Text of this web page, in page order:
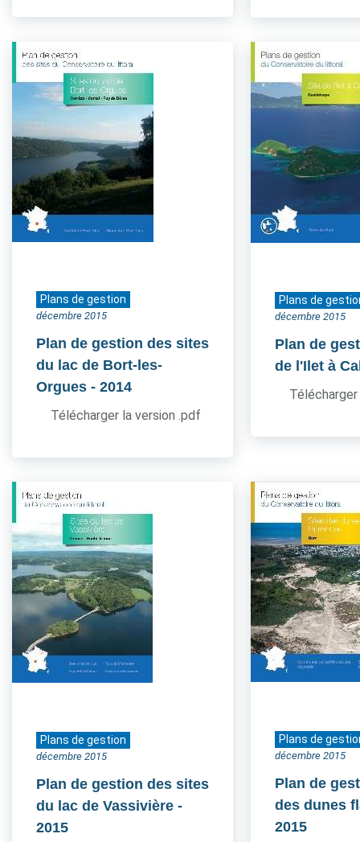
Plans de gestion
décembre 2015
Plan de gestion des sites
du lac de Bort-les-
Orgues - 2014
Télécharger la version .pdf
Plans de
décembre 2015
Plan de
de l'Ilet à
Plans de gestion
décembre 2015
Plan de gestion des sites
du lac de Vassivière -
2015
Plans de
décembre 2015
Plan de
des dunes
2015